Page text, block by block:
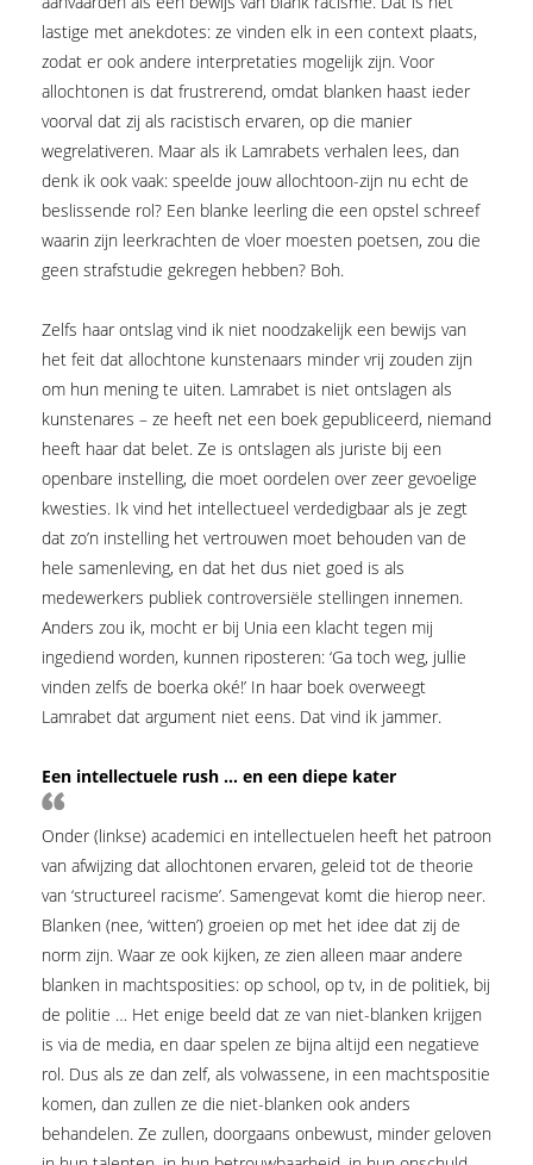
lastige met anekdotes: ze vinden elk in een context plaats,
zodat er ook andere interpretaties mogelijk zijn. Voor
allochtonen is dat frustrerend, omdat blanken haast ieder
voorval dat zij als racistisch ervaren, op die manier
wegrelativeren. Maar als ik Lamrabets verhalen lees, dan
denk ik ook vaak: speelde jouw allochtoon-zijn nu echt de
beslissende rol? Een blanke leerling die een opstel schreef
waarin zijn leerkrachten de vloer moesten poetsen, zou die
geen strafstudie gekregen hebben? Boh.
Zelfs haar ontslag vind ik niet nood­zakelijk een bewijs van
het feit dat allochtone kunstenaars minder vrij zouden zijn
om hun mening te uiten. Lamrabet is niet ontslagen als
kunstenares – ze heeft net een boek gepubliceerd, niemand
heeft haar dat belet. Ze is ontslagen als juriste bij een
openbare instelling, die moet oordelen over zeer gevoelige
kwesties. Ik vind het intellectueel verdedigbaar als je zegt
dat zo’n instelling het vertrouwen moet behouden van de
hele samenleving, en dat het dus niet goed is als
medewerkers publiek controversiële stellingen innemen.
Anders zou ik, mocht er bij Unia een klacht tegen mij
ingediend worden, kunnen riposteren: ‘Ga toch weg, jullie
vinden zelfs de boerka oké!’ In haar boek overweegt
Lamrabet dat argument niet eens. Dat vind ik jammer.
Een intellectuele rush … en een diepe kater
Onder (linkse) academici en intellectuelen heeft het patroon
van afwijzing dat allochtonen ervaren, geleid tot de theorie
van ‘structureel racisme’. Samengevat komt die hierop neer.
Blanken (nee, ‘witten’) groeien op met het idee dat zij de
norm zijn. Waar ze ook kijken, ze zien ­alleen maar andere
blanken in machtsposities: op school, op tv, in de politiek, bij
de politie … Het enige beeld dat ze van niet-blanken krijgen
is via de media, en daar spelen ze bijna altijd een negatieve
rol. Dus als ze dan zelf, als volwassene, in een machtspositie
komen, dan zullen ze die niet-blanken ook anders
behandelen. Ze zullen, doorgaans onbewust, minder geloven